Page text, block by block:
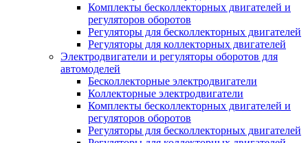
Комплекты бесколлекторных двигателей и
регуляторов оборотов
Регуляторы для бесколлекторных двигателей
Регуляторы для коллекторных двигателей
Электродвигатели и регуляторы оборотов для
автомоделей
Бесколлекторные электродвигатели
Коллекторные электродвигатели
Комплекты бесколлекторных двигателей и
регуляторов оборотов
Регуляторы для бесколлекторных двигателей